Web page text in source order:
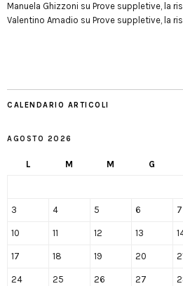
Manuela Ghizzoni su Prove suppletive, la
Valentino Amadio su Prove suppletive, la
CALENDARIO ARTICOLI
AGOSTO 2026
L M M G
3 4 5 6 7
10 11 12 13
17 18 19 20
24 25 26 27